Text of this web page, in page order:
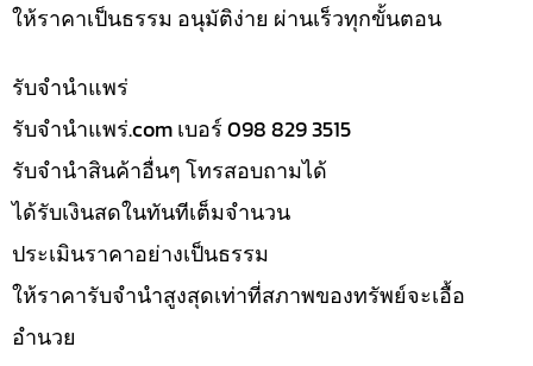
ให้ราคาเป็นธรรม อนุมัติง่าย ผ่านเร็วทุกขั้นตอน
รับจํานำแพร่
รับจํานําแพร่.com เบอร์ 098 829 3515
รับจำนำสินค้าอื่นๆ โทรสอบถามได้
ได้รับเงินสดในทันทีเต็มจำนวน
ประเมินราคาอย่างเป็นธรรม
ให้ราคารับจำนำสูงสุดเท่าที่สภาพของทรัพย์จะเอื้อ
อำนวย